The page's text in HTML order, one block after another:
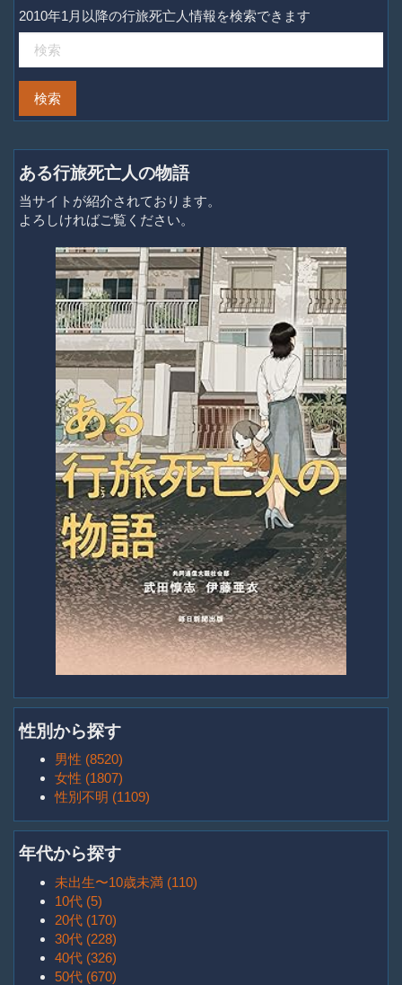
2010年1月以降の行旅死亡人情報を検索できます
ある行旅死亡人の物語
当サイトが紹介されております。
よろしければご覧ください。
性別から探す
男性 (8520)
女性 (1807)
性別不明 (1109)
年代から探す
未出生〜10歳未満 (110)
10代 (5)
20代 (170)
30代 (228)
40代 (326)
50代 (670)